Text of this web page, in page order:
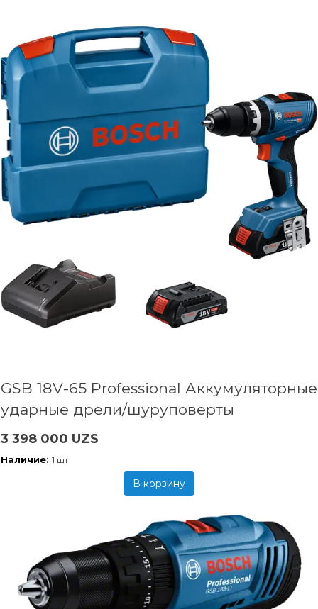
GSB 18V-65 Professional Аккумуляторные
ударные дрели/шуруповерты
3 398 000 UZS
Наличие: 1 шт
В корзину